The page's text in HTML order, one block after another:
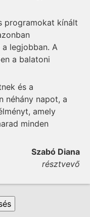
programokat kínált
legjobban. A
a balatoni
és a
néhány napot, a
amely
minden
Szabó Diana
résztvevő